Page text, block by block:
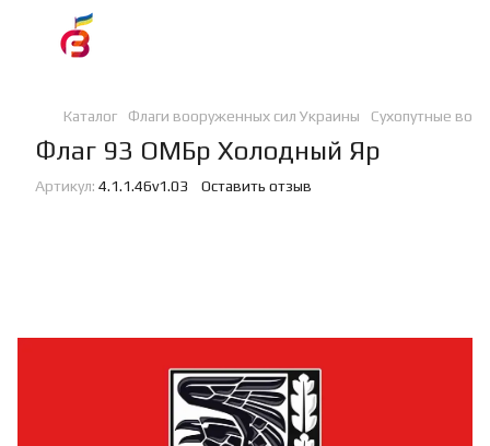
Каталог Флаги вооруженных сил Украины Сухопутные
Флаг 93 ОМБр Холодный Яр
Артикул: 4.1.1.46v1.03 Оставить отзыв